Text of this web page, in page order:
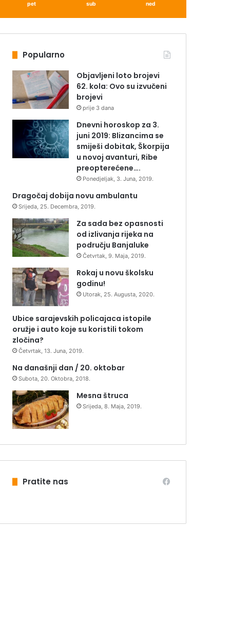
pet sub ned
Popularno
Objavljeni loto brojevi
62. kola: Ovo su izvučeni
brojevi
prije 3 dana
Dnevni horoskop za 3.
juni 2019: Blizancima se
smiješi dobitak, Škorpija
u novoj avanturi, Ribe
preopterećene….
Ponedjeljak, 3. Juna, 2019.
Dragočaj dobija novu ambulantu
Srijeda, 25. Decembra, 2019.
Za sada bez opasnosti
od izlivanja rijeka na
području Banjaluke
Četvrtak, 9. Maja, 2019.
Rokaj u novu školsku
godinu!
Utorak, 25. Augusta, 2020.
Ubice sarajevskih policajaca istopile
oružje i auto koje su koristili tokom
zločina?
Četvrtak, 13. Juna, 2019.
Na današnji dan / 20. oktobar
Subota, 20. Oktobra, 2018.
Mesna štruca
Srijeda, 8. Maja, 2019.
Pratite nas